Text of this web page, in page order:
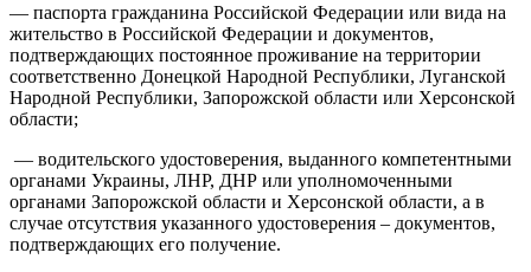
— паспорта гражданина Российской Федерации или вида на
жительство в Российской Федерации и документов,
подтверждающих постоянное проживание на территории
соответственно Донецкой Народной Республики, Луганской
Народной Республики, Запорожской области или Херсонской
области;
— водительского удостоверения, выданного компетентными
органами Украины, ЛНР, ДНР или уполномоченными
органами Запорожской области и Херсонской области, а в
случае отсутствия указанного удостоверения – документов,
подтверждающих его получение.